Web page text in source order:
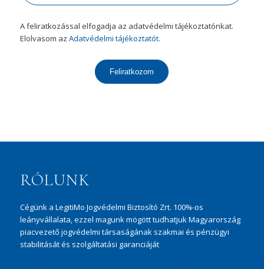
A feliratkozással elfogadja az adatvédelmi tájékoztatónkat.
Elolvasom az Adatvédelmi tájékoztatót.
Feliratkozom
RÓLUNK
Cégünk a LegitiMo Jogvédelmi Biztosító Zrt. 100%-os
leányvállalata, ezzel magunk mögött tudhatjuk Magyarország
piacvezető jogvédelmi társaságának szakmai és pénzügyi
stabilitását és szolgáltatási garanciáját